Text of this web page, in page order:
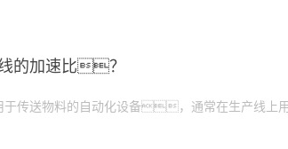
的加速比？
于传送物料的自动化设备，通常在生产线